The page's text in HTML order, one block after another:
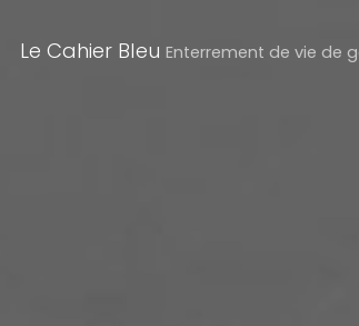
Le Cahier Bleu Enterrement de vie de